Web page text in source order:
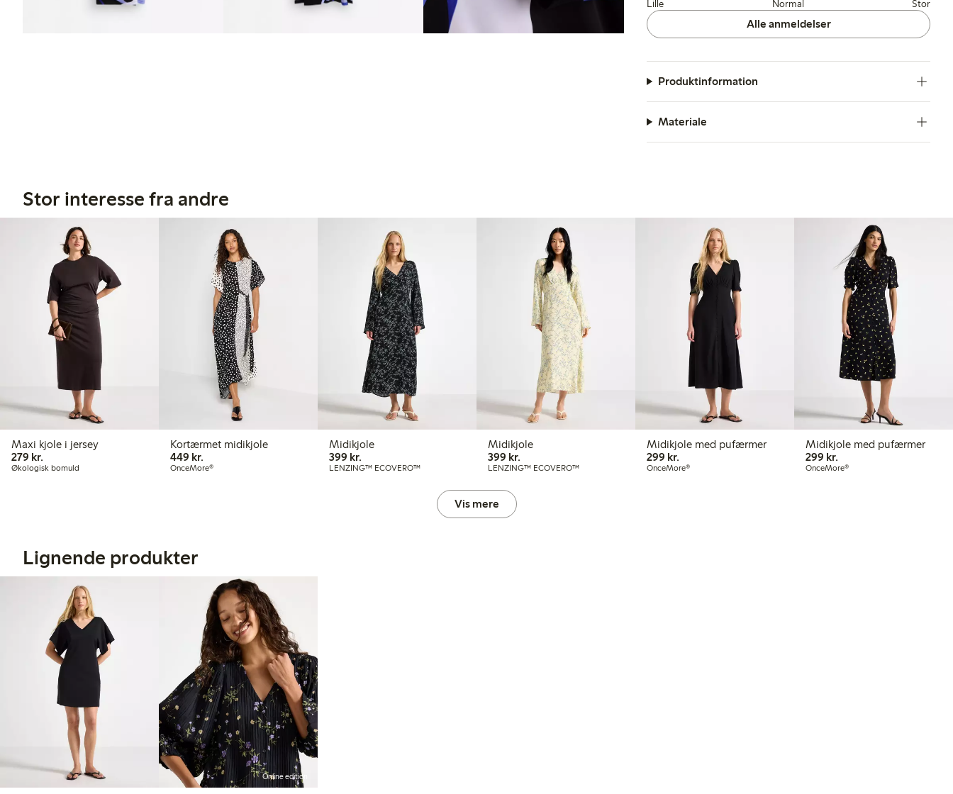
Lille Normal Stor
Alle anmeldelser
Produktinformation
Materiale
Stor interesse fra andre
Maxi kjole i jersey
279 kr.
Økologisk bomuld
Kortærmet midikjole
449 kr.
OnceMore®
Midikjole
399 kr.
LENZING™ ECOVERO™
Midikjole
399 kr.
LENZING™ ECOVERO™
Midikjole med pufærmer
299 kr.
OnceMore®
Midikjole med pufærmer
299 kr.
OnceMore®
Vis mere
Lignende produkter
Online edition